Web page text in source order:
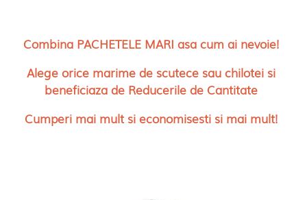
Combina PACHETELE MARI asa cum ai nevoie!
Alege orice marime de scutece sau chilotei si
beneficiaza de Reducerile de Cantitate
Cumperi mai mult si economisesti si mai mult!